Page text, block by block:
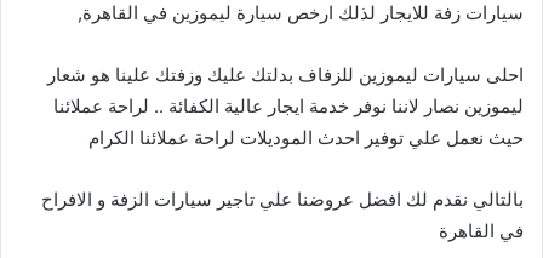
سيارات زفة للايجار لذلك ارخص سيارة ليموزين في القاهرة,
احلى سيارات ليموزين للزفاف بدلتك عليك وزفتك علينا هو شعار
ليموزين نصار لاننا نوفر خدمة ايجار عالية الكفائة .. لراحة عملائنا
حيث نعمل علي توفير احدث الموديلات لراحة عملائنا الكرام
بالتالي نقدم لك افضل عروضنا علي تاجير سيارات الزفة و الافراح
في القاهرة